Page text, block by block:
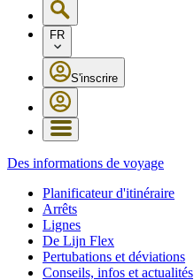
FR
S'inscrire
Des informations de voyage
Planificateur d'itinéraire
Arrêts
Lignes
De Lijn Flex
Pertubations et déviations
Conseils, infos et actualités